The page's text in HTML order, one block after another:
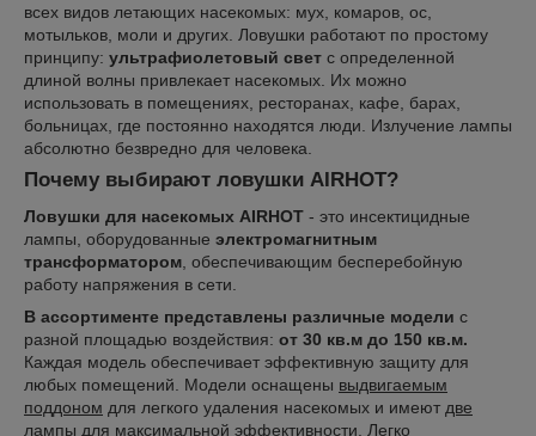
всех видов летающих насекомых: мух, комаров, ос,
мотыльков, моли и других. Ловушки работают по простому
принципу: ультрафиолетовый свет с определенной
длиной волны привлекает насекомых. Их можно
использовать в помещениях, ресторанах, кафе, барах,
больницах, где постоянно находятся люди. Излучение лампы
абсолютно безвредно для человека.
Почему выбирают ловушки AIRHOT?
Ловушки для насекомых AIRHOT - это инсектицидные
лампы, оборудованные электромагнитным
трансформатором , обеспечивающим бесперебойную
работу напряжения в сети.
В ассортименте представлены различные модели с
разной площадью воздействия: от 30 кв.м до 150 кв.м.
Каждая модель обеспечивает эффективную защиту для
любых помещений. Модели оснащены выдвигаемым
поддоном для легкого удаления насекомых и имеют две
лампы для максимальной эффективности. Легко